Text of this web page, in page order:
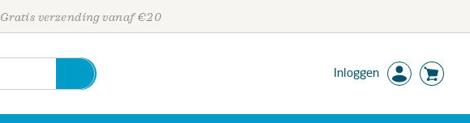
Gratis verzending vanaf €20
Inloggen